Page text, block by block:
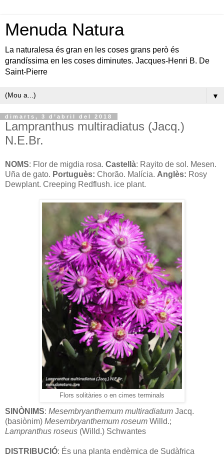
Menuda Natura
La naturalesa és gran en les coses grans però és
grandíssima en les coses diminutes. Jacques-Henri B. De
Saint-Pierre
▼
dimarts, 3 d’abril del 2018
Lampranthus multiradiatus (Jacq.)
N.E.Br.
NOMS: Flor de migdia rosa. Castellà: Rayito de sol. Mesen.
Uña de gato. Portuguès: Chorão. Malícia. Anglès: Rosy
Dewplant. Creeping Redflush. ice plant.
Flors solitàries o en cimes terminals
SINÒNIMS: Mesembryanthemum multiradiatum Jacq.
(basiònim) Mesembryanthemum roseum Willd.;
Lampranthus roseus (Willd.) Schwantes
DISTRIBUCIÓ: És una planta endèmica de Sudàfrica